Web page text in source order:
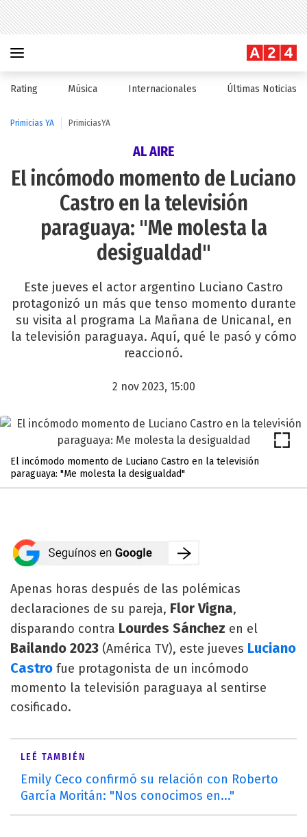
Rating Música Internacionales Últimas Noticias
Primicias YA PrimiciasYA
AL AIRE
El incómodo momento de Luciano
Castro en la televisión
paraguaya: "Me molesta la
desigualdad"
Este jueves el actor argentino Luciano Castro
protagonizó un más que tenso momento durante
su visita al programa La Mañana de Unicanal, en
la televisión paraguaya. Aquí, qué le pasó y cómo
reaccionó.
2 nov 2023, 15:00
El incómodo momento de Luciano Castro en la televisión
paraguaya: "Me molesta la desigualdad"
Apenas horas después de las polémicas
declaraciones de su pareja, Flor Vigna,
disparando contra Lourdes Sánchez en el
Bailando 2023 (América TV), este jueves Luciano
Castro fue protagonista de un incómodo
momento la televisión paraguaya al sentirse
cosificado.
LEÉ TAMBIÉN
Emily Ceco confirmó su relación con Roberto
García Moritán: "Nos conocimos en..."